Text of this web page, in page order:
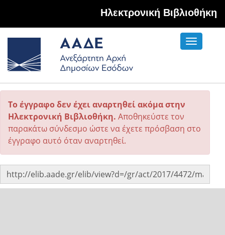
Hλεκτρονική Βιβλιοθήκη
Toggle
Το έγγραφο δεν έχει αναρτηθεί ακόμα στην
Ηλεκτρονική Βιβλιοθήκη. Αποθηκεύστε τον
παρακάτω σύνδεσμο ώστε να έχετε πρόσβαση στο
έγγραφο αυτό όταν αναρτηθεί.